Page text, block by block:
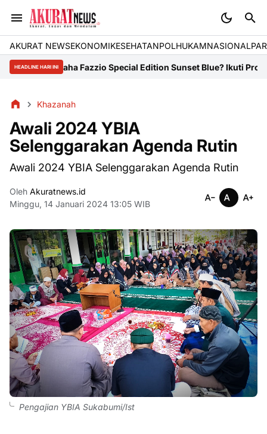
AKURAT NEWSEKONOMIKESEHATANPOLHUKAMNASIONAL
HEADLINE HARI INI
Yamaha Fazzio Special Edition Sunset Blue? Ikuti Program Ini
Khazanah
Awali 2024 YBIA
Selenggarakan Agenda Rutin
Awali 2024 YBIA Selenggarakan Agenda Rutin
Oleh Akuratnews.id
Minggu, 14 Januari 2024 13:05 WIB
Pengajian YBIA Sukabumi/Ist